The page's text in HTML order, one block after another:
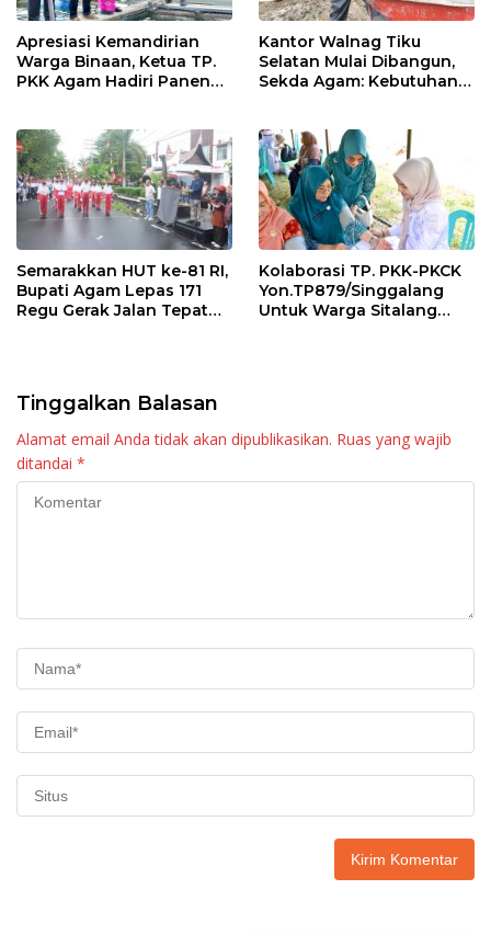
Apresiasi Kemandirian
Warga Binaan, Ketua TP.
PKK Agam Hadiri Panen
Kantor Walnag Tiku
Selatan Mulai Dibangun,
Sekda Agam: Kebutuhan
Semarakkan HUT ke-81 RI,
Bupati Agam Lepas 171
Regu Gerak Jalan Tepat
Kolaborasi TP. PKK-PKCK
Yon.TP879/Singgalang
Untuk Warga Sitalang
Tinggalkan Balasan
Alamat email Anda tidak akan dipublikasikan. Ruas yang wajib
ditandai *